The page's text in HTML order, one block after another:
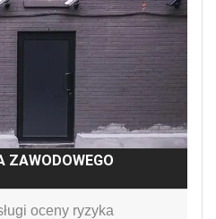
ZAWODOWEGO
oceny ryzyka